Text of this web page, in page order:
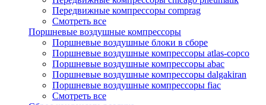
Передвижные компрессоры comprag
Смотреть все
Поршневые воздушные компрессоры
Поршневые воздушные блоки в сборе
Поршневые воздушные компрессоры atlas-copco
Поршневые воздушные компрессоры abac
Поршневые воздушные компрессоры dalgakiran
Поршневые воздушные компрессоры fiac
Смотреть все